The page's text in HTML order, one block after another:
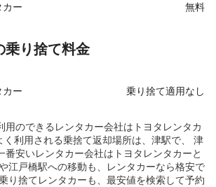
カー 無料
乗り捨て料金
カー 乗り捨て適用なし
用のできるレンタカー会社はトヨタレンタカ
く利用される乗捨て返却場所は、津駅で、 津
番安いレンタカー会社はトヨタレンタカーと
江戸橋駅への移動も、レンタカーなら格安で
り捨てレンタカーも、最安値を検索して予約